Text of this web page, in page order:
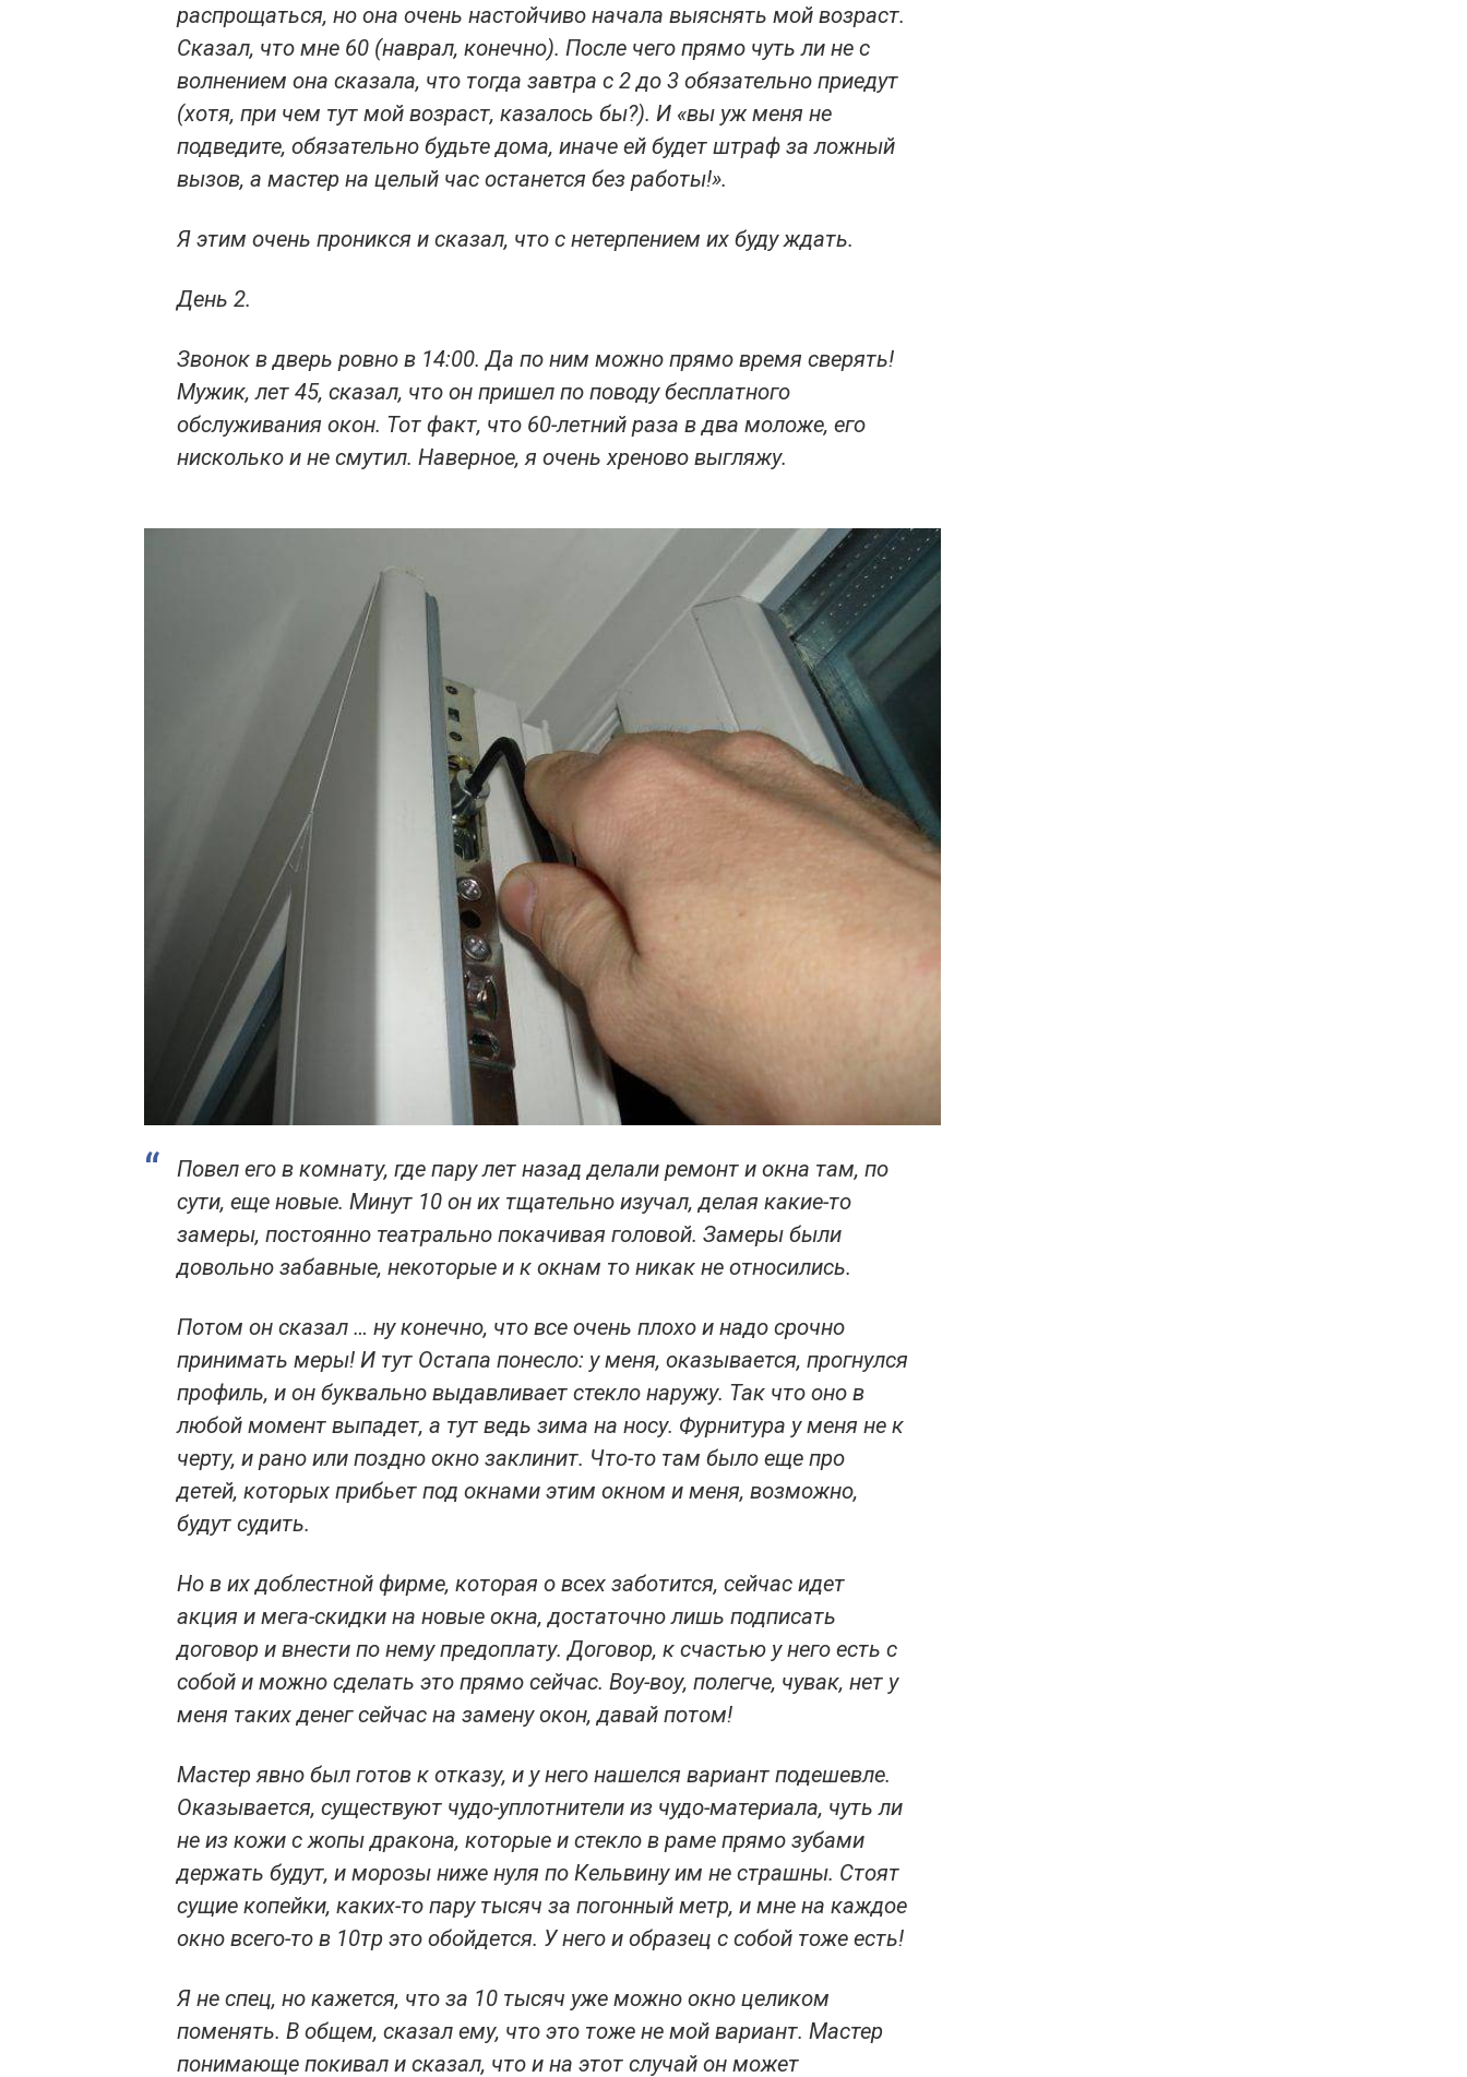
распрощаться, но она очень настойчиво начала выяснять мой возраст.
Сказал, что мне 60 (наврал, конечно). После чего прямо чуть ли не с
волнением она сказала, что тогда завтра с 2 до 3 обязательно приедут
(хотя, при чем тут мой возраст, казалось бы?). И «вы уж меня не
подведите, обязательно будьте дома, иначе ей будет штраф за ложный
вызов, а мастер на целый час останется без работы!».
Я этим очень проникся и сказал, что с нетерпением их буду ждать.
День 2.
Звонок в дверь ровно в 14:00. Да по ним можно прямо время сверять!
Мужик, лет 45, сказал, что он пришел по поводу бесплатного
обслуживания окон. Тот факт, что 60-летний раза в два моложе, его
нисколько и не смутил. Наверное, я очень хреново выгляжу.
Повел его в комнату, где пару лет назад делали ремонт и окна там, по
сути, еще новые. Минут 10 он их тщательно изучал, делая какие-то
замеры, постоянно театрально покачивая головой. Замеры были
довольно забавные, некоторые и к окнам то никак не относились.
Потом он сказал … ну конечно, что все очень плохо и надо срочно
принимать меры! И тут Остапа понесло: у меня, оказывается, прогнулся
профиль, и он буквально выдавливает стекло наружу. Так что оно в
любой момент выпадет, а тут ведь зима на носу. Фурнитура у меня не к
черту, и рано или поздно окно заклинит. Что-то там было еще про
детей, которых прибьет под окнами этим окном и меня, возможно,
будут судить.
Но в их доблестной фирме, которая о всех заботится, сейчас идет
акция и мега-скидки на новые окна, достаточно лишь подписать
договор и внести по нему предоплату. Договор, к счастью у него есть с
собой и можно сделать это прямо сейчас. Воу-воу, полегче, чувак, нет у
меня таких денег сейчас на замену окон, давай потом!
Мастер явно был готов к отказу, и у него нашелся вариант подешевле.
Оказывается, существуют чудо-уплотнители из чудо-материала, чуть ли
не из кожи с жопы дракона, которые и стекло в раме прямо зубами
держать будут, и морозы ниже нуля по Кельвину им не страшны. Стоят
сущие копейки, каких-то пару тысяч за погонный метр, и мне на каждое
окно всего-то в 10тр это обойдется. У него и образец с собой тоже есть!
Я не спец, но кажется, что за 10 тысяч уже можно окно целиком
поменять. В общем, сказал ему, что это тоже не мой вариант. Мастер
понимающе покивал и сказал, что и на этот случай он может